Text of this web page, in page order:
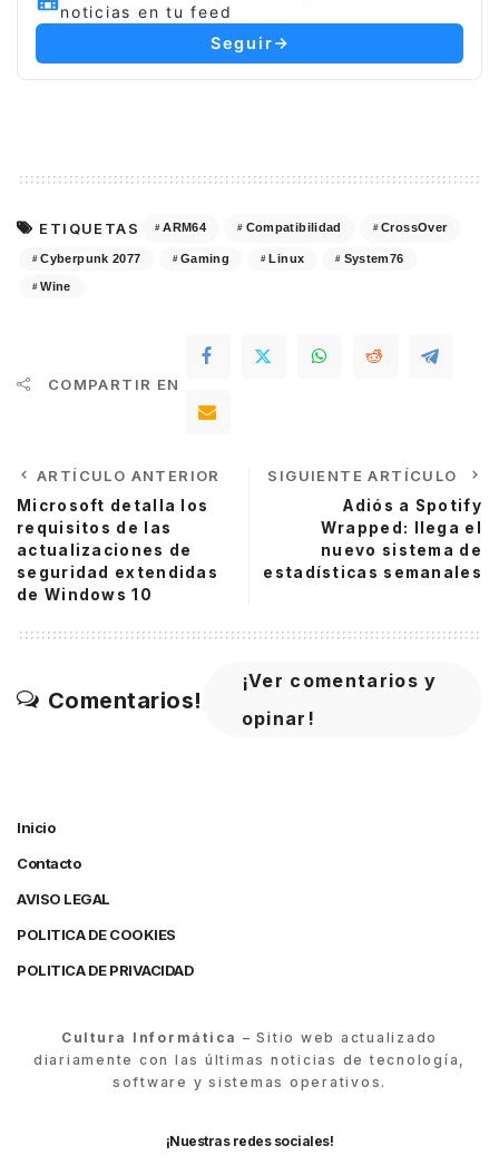
noticias en tu feed
Seguir
ETIQUETAS ARM64 Compatibilidad CrossOver
Cyberpunk 2077 Gaming Linux System76
Wine
COMPARTIR EN
ARTÍCULO ANTERIOR
Microsoft detalla los
requisitos de las
actualizaciones de
seguridad extendidas
de Windows 10
SIGUIENTE ARTÍCULO
Adiós a Spotify
Wrapped: llega el
nuevo sistema de
estadísticas semanales
Comentarios!
¡Ver comentarios y
opinar!
Inicio
Contacto
AVISO LEGAL
POLITICA DE COOKIES
POLITICA DE PRIVACIDAD
Cultura Informática – Sitio web actualizado
diariamente con las últimas noticias de tecnología,
software y sistemas operativos.
¡Nuestras redes sociales!